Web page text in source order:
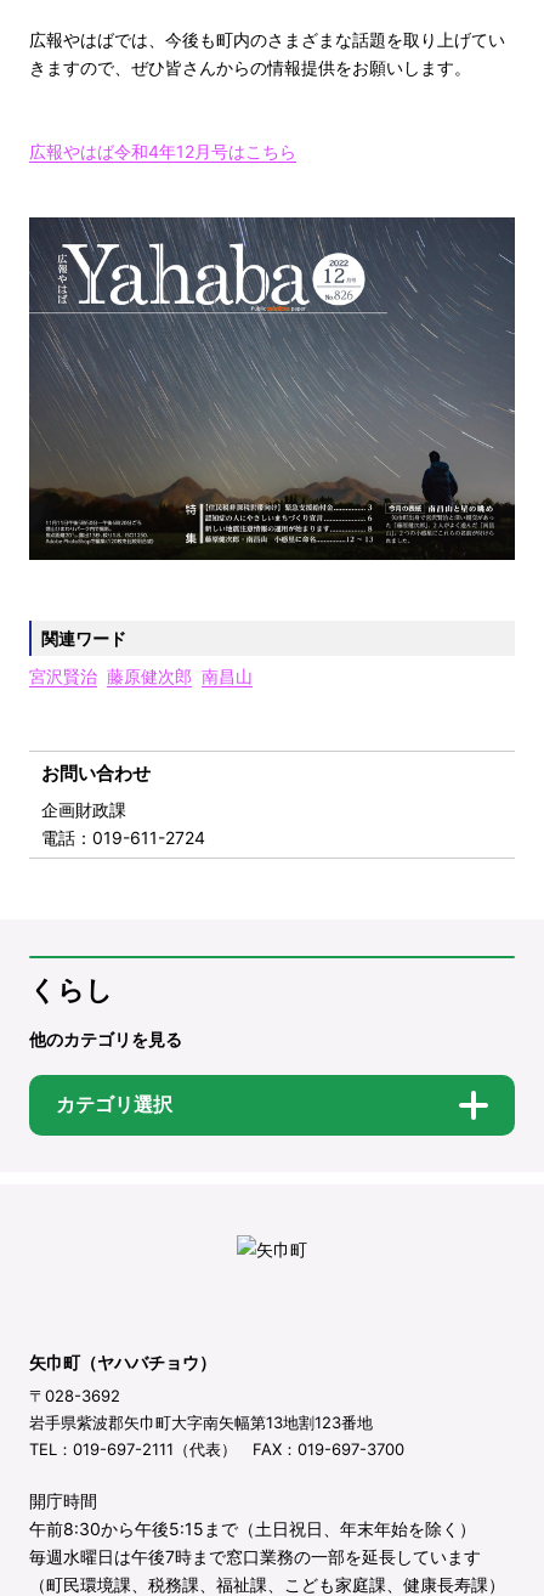
広報やはばでは、今後も町内のさまざまな話題を取り上げてい
きますので、ぜひ皆さんからの情報提供をお願いします。
広報やはば令和4年12月号はこちら
関連ワード
宮沢賢治 藤原健次郎 南昌山
お問い合わせ
企画財政課
電話 ：019-611-2724
くらし
他のカテゴリを見る
カテゴリ選択
矢巾町（ヤハバチョウ）
〒028-3692
岩手県紫波郡矢巾町大字南矢幅第13地割123番地
TEL：019-697-2111（代表） FAX：019-697-3700
開庁時間
午前8:30から午後5:15まで（土日祝日、年末年始を除く）
毎週水曜日は午後7時まで窓口業務の一部を延長しています
（町民環境課、税務課、福祉課、こども家庭課、健康長寿課）